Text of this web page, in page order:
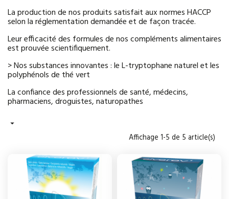
La production de nos produits satisfait aux normes HACCP
selon la réglementation demandée et de façon tracée.
Leur efficacité des formules de nos compléments alimentaires
est prouvée scientifiquement.
> Nos substances innovantes : le L-tryptophane naturel et les
polyphénols de thé vert
La confiance des professionnels de santé, médecins,
pharmaciens, droguistes, naturopathes

Affichage 1-5 de 5 article(s)